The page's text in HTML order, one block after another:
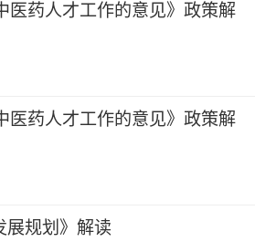
医药人才工作的意见》政策解
医药人才工作的意见》政策解
展规划》解读